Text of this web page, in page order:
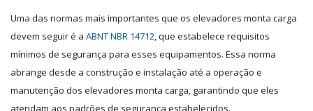
Uma das normas mais importantes que os elevadores monta carga
devem seguir é a ABNT NBR 14712, que estabelece requisitos
mínimos de segurança para esses equipamentos. Essa norma
abrange desde a construção e instalação até a operação e
manutenção dos elevadores monta carga, garantindo que eles
atendam aos padrões de segurança estabelecidos.